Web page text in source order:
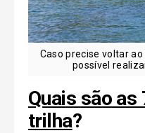
Caso precise voltar
possível
Quais são as
trilha?